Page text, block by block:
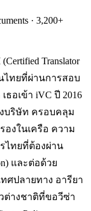
· 3,200+
Translator
ไทยที่ผ่านการสอบ
ธอเข้า iVC ปี 2016
บริษัท ครอบคลุม
องในเครือ ความ
ไทยที่ต้องผ่าน
และต่อด้วย
ทศปลายทาง อารียา
ต่างชาติที่ขอวีซ่า